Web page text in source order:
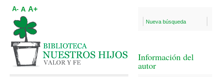
Nueva búsqueda
Información del
autor
A- A A+